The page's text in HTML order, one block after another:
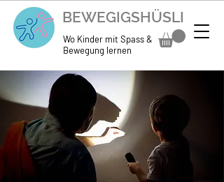
BEWEGIGSHÜSLI
Wo Kinder mit Spass &
Bewegung lernen